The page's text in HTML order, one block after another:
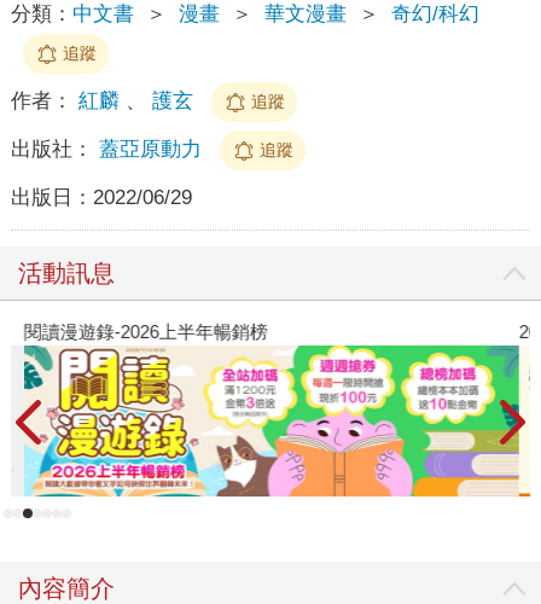
分類： 中文書 ＞ 漫畫 ＞ 華文漫畫 ＞ 奇幻/科幻
追蹤
作者： 紅麟、 護玄 追蹤
出版社： 蓋亞原動力 追蹤
出版日： 2022/06/29
活動訊息
閱讀漫遊錄-2026上半年暢銷榜
內容簡介